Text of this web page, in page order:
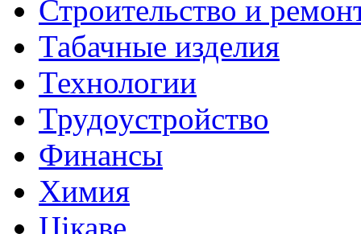
Строительство и
Табачные изделия
Технологии
Трудоустройство
Финансы
Химия
Цікаве